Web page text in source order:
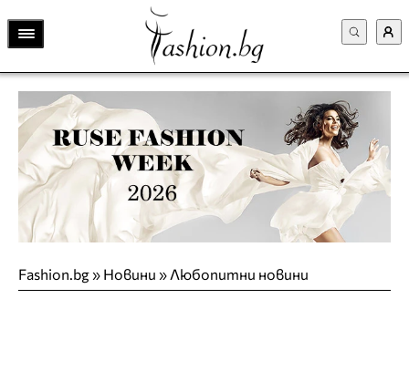
Fashion.bg» Новини » Любопитни новини